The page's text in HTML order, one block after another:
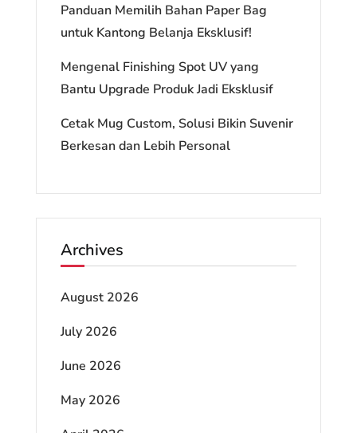
Panduan Memilih Bahan Paper Bag
untuk Kantong Belanja Eksklusif!
Mengenal Finishing Spot UV yang
Bantu Upgrade Produk Jadi Eksklusif
Cetak Mug Custom, Solusi Bikin Suvenir
Berkesan dan Lebih Personal
Archives
August 2026
July 2026
June 2026
May 2026